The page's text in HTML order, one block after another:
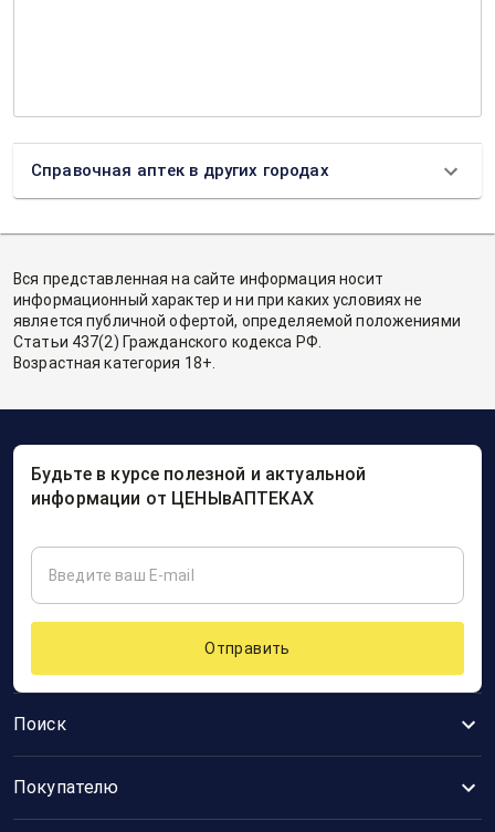
Справочная аптек в других городах
Вся представленная на сайте информация носит
информационный характер и ни при каких условиях не
является публичной офертой, определяемой положениями
Статьи 437(2) Гражданского кодекса РФ.
Возрастная категория 18+.
Поиск
Покупателю
Будьте в курсе полезной и актуальной
информации от ЦЕНЫвАПТЕКАХ
Отправить